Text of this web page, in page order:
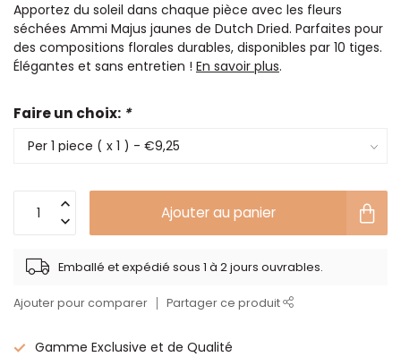
Apportez du soleil dans chaque pièce avec les fleurs
séchées Ammi Majus jaunes de Dutch Dried. Parfaites pour
des compositions florales durables, disponibles par 10 tiges.
Élégantes et sans entretien ! En savoir plus.
Faire un choix: *
Ajouter au panier
Emballé et expédié sous 1 à 2 jours ouvrables.
Ajouter pour comparer Partager ce produit
Gamme Exclusive et de Qualité